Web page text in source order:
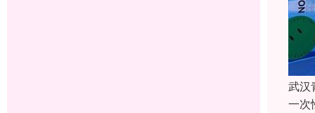
武汉
一次